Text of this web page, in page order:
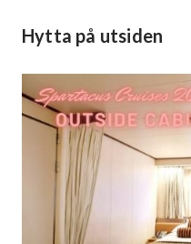
Hytta på utsiden